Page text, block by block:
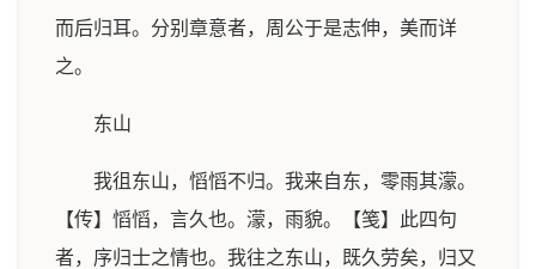
而后归耳。分别章意者，周公于是志伸，美而详
之。
东山
我徂东山，慆慆不归。我来自东，零雨其濛。
【传】慆慆，言久也。濛，雨貌。【笺】此四句
者，序归士之情也。我往之东山，既久劳矣，归又